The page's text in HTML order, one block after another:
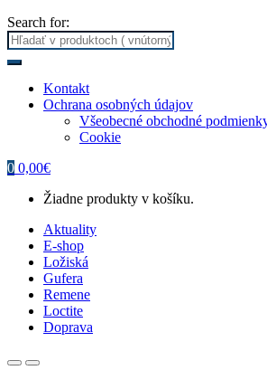
Search for:
Kontakt
Ochrana osobných údajov
Všeobecné obchodné
Cookie
0 0,00€
Žiadne produkty v košíku.
Aktuality
E-shop
Ložiská
Gufera
Remene
Loctite
Doprava